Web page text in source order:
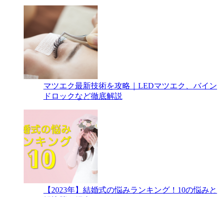
マツエク最新技術を攻略｜LEDマツエク、バイン
ドロックなど徹底解説
【2023年】結婚式の悩みランキング！10の悩みと